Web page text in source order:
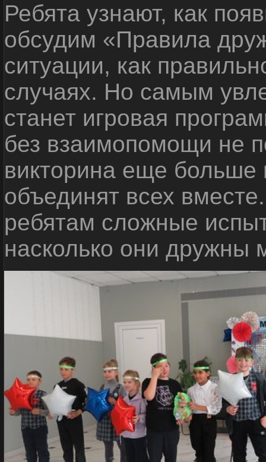
Ребята узнают, как
обсудим «Правила
ситуации, как
случаях. Но самым
станет игровая
без взаимопомощи не
викторина еще
объединят всех
ребятам сложные
насколько они дружны